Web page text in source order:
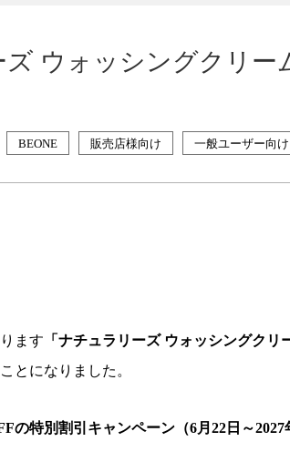
ズ ウォッシングクリー
BEONE 販売店様向け 一般ユーザー向け
ます 「ナチュラリーズ ウォッシングクリ
とになりました。
の特別割引キャンペーン（6月22日～2027